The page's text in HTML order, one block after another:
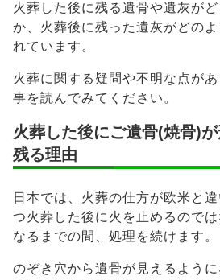
火葬した後に残る遺骨や遺灰が
か、火葬後に残った遺灰がどの
れています。
火葬に関する疑問や不明な点が
事を読んでみてください。
火葬した後にご遺骨(焼骨)
残る理由
日本では、火葬の仕方が欧米と
つ火葬した後に火を止めるので
なるまでの間、処理を続けます。
のぞき穴から遺骨が見えるよう